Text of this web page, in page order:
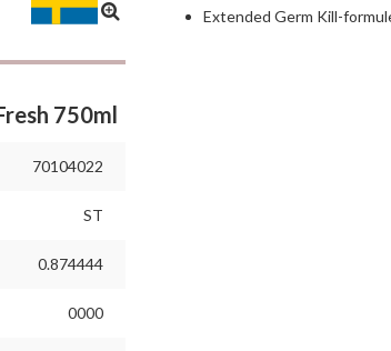
750ml
70104022
ST
0.874444
0000
Extended Germ Kill-